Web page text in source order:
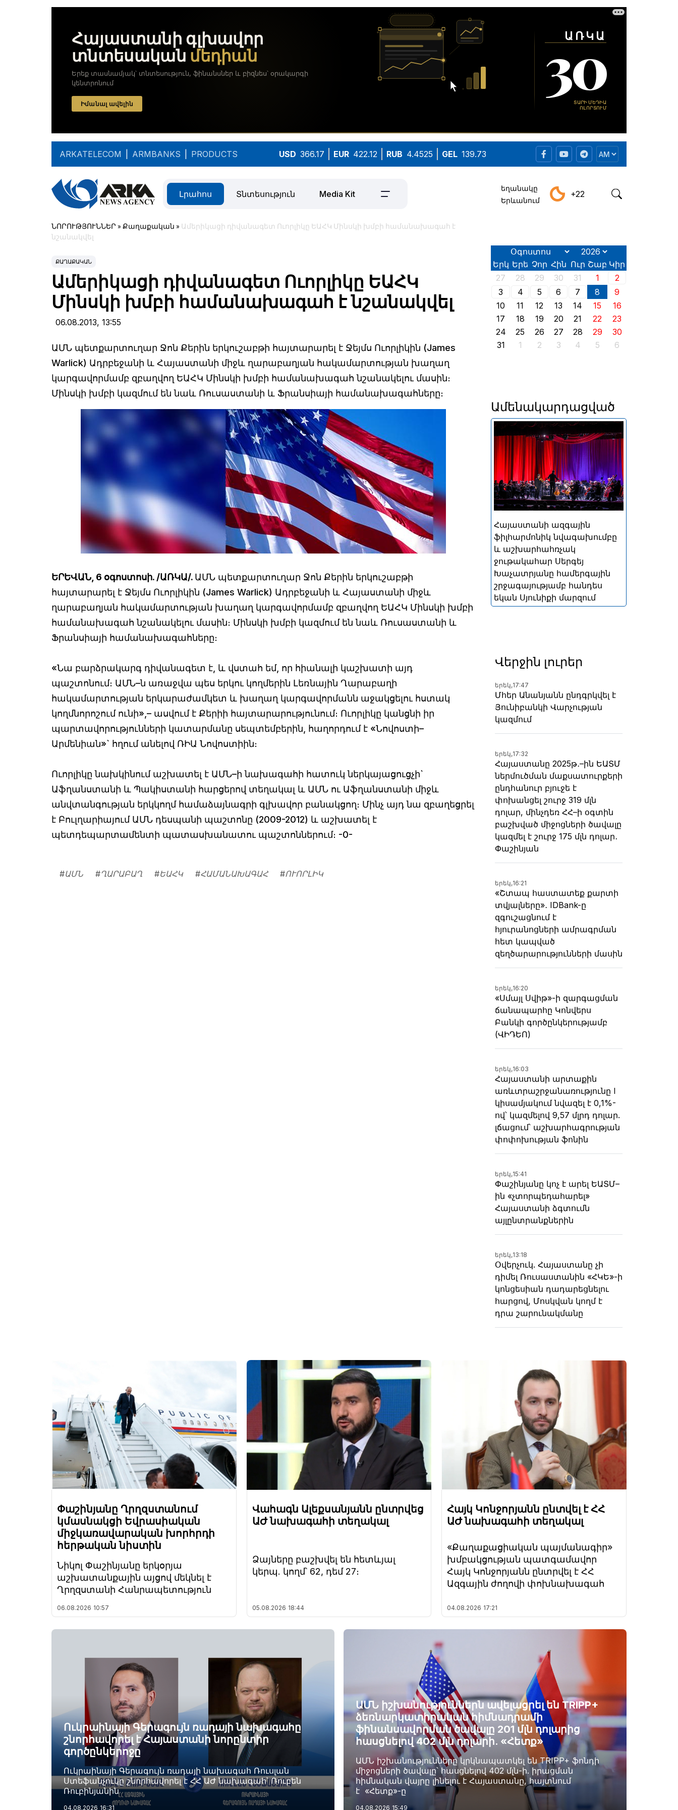
ARKATELECOM ARMBANKS PRODUCTS USD 366.17 EUR 422.12 RUB 4.4525 GEL 139.73
Լրահոս Տնտեսություն Media Kit
եղանակը
Երևանում
+22
ՆՈՐՈՒԹՅՈՒՆՆԵՐ » Քաղաքական » Ամերիկացի դիվանագետ Ուորլիկը ԵԱՀԿ Մինսկի խմբի համանախագահ է
նշանակվել
ՔԱՂԱՔԱԿԱՆ
Ամերիկացի դիվանագետ Ուորլիկը ԵԱՀԿ
Մինսկի խմբի համանախագահ է նշանակվել
06.08.2013, 13:55
ԱՄՆ պետքարտուղար Ջոն Քերին երկուշաբթի հայտարարել է Ջեյմս Ուորլիկին (James
Warlick) Ադրբեջանի և Հայաստանի միջև ղարաբաղյան հակամարտության խաղաղ
կարգավորմամբ զբաղվող ԵԱՀԿ Մինսկի խմբի համանախագահ նշանակելու մասին։
Մինսկի խմբի կազմում են նաև Ռուսաստանի և Ֆրանսիայի համանախագահները։
ԵՐԵՎԱՆ, 6 օգոստոսի. /ԱՌԿԱ/. ԱՄՆ պետքարտուղար Ջոն Քերին երկուշաբթի
հայտարարել է Ջեյմս Ուորլիկին (James Warlick) Ադրբեջանի և Հայաստանի միջև
ղարաբաղյան հակամարտության խաղաղ կարգավորմամբ զբաղվող ԵԱՀԿ Մինսկի խմբի
համանախագահ նշանակելու մասին։ Մինսկի խմբի կազմում են նաև Ռուսաստանի և
Ֆրանսիայի համանախագահները։
«Նա բարձրակարգ դիվանագետ է, և վստահ եմ, որ հիանալի կաշխատի այդ
պաշտոնում։ ԱՄՆ–ն առաջվա պես երկու կողմերին Լեռնային Ղարաբաղի
հակամարտության երկարաժամկետ և խաղաղ կարգավորմանն աջակցելու հստակ
կողմնորոշում ունի»,– ասվում է Քերիի հայտարարությունում։ Ուորլիկը կանցնի իր
պարտավորությունների կատարմանը սեպտեմբերին, հաղորդում է «Նովոստի–
Արմենիան»` հղում անելով ՌԻԱ Նովոստիին։
Ուորլիկը նախկինում աշխատել է ԱՄՆ–ի նախագահի հատուկ ներկայացուցչի`
Աֆղանստանի և Պակիստանի հարցերով տեղակալ և ԱՄՆ ու Աֆղանստանի միջև
անվտանգության երկկողմ համաձայնագրի գլխավոր բանակցող։ Մինչ այդ նա զբաղեցրել
է Բուլղարիայում ԱՄՆ դեսպանի պաշտոնը (2009-2012) և աշխատել է
պետդեպարտամենտի պատասխանատու պաշտոններում։ -0-
#ԱՄՆ #ՂԱՐԱԲԱՂ #ԵԱՀԿ #ՀԱՄԱՆԱԽԱԳԱՀ #ՈՒՈՐԼԻԿ
Երկ Երե Չոր Հին Ուր Շաբ Կիր
27
28 29 30 31 1
2
3
4 5 6 7 8
9
10
11 12 13 14 15
16
17
18 19 20 21 22
23
24
25 26 27 28 29
30
31
1 2 3 4 5 6
Ամենակարդացված
Համերգները կայացան
Մեղրի, Կապան և Գորիս
քաղաքներում՝ Զանգեզուրի
պղնձամոլիբդենային
կոմբինատի և Ագարակի
պղնձամոլիբդենային
կոմբինատի աջակցությամբ
Հայաստանի ազգային
ֆիլհարմոնիկ նվագախումբը
և աշխարհահռչակ
ջութակահար Սերգեյ
Խաչատրյանը համերգային
շրջագայությամբ հանդես
եկան Սյունիքի մարզում
Վերջին լուրեր
երեկ,17:47
Մհեր Անանյանն ընդգրկվել է
Յունիբանկի Վարչության
կազմում
երեկ,17:32
Հայաստանը 2025թ․–ին ԵԱՏՄ
ներմուծման մաքսատուրքերի
ընդհանուր բյուջե է
փոխանցել շուրջ 319 մլն
դոլար, մինչդեռ ՀՀ–ի օգտին
բաշխված միջոցների ծավալը
կազմել է շուրջ 175 մլն դոլար․
Փաշինյան
երեկ,16:21
«Շտապ հաստատեք քարտի
տվյալները»․ IDBank-ը
զգուշացնում է
հյուրանոցների ամրագրման
հետ կապված
զեղծարարությունների մասին
երեկ,16:20
«Սմայլ Սվիթ»-ի զարգացման
ճանապարհը Կոնվերս
Բանկի գործընկերությամբ
(ՎԻԴԵՈ)
երեկ,16:03
Հայաստանի արտաքին
առևտրաշրջանառությունը I
կիսամյակում նվազել է 0,1%-
ով՝ կազմելով 9,57 մլրդ դոլար.
լճացում՝ աշխարհագրության
փոփոխության ֆոնին
երեկ,15:41
Փաշինյանը կոչ է արել ԵԱՏՄ–
ին «չտորպեդահարել»
Հայաստանի ձգտումն
այլընտրանքներին
երեկ,13:18
Օվերչուկ. Հայաստանը չի
դիմել Ռուսաստանին «ՀԿԵ»-ի
կոնցեսիան դադարեցնելու
հարցով, Մոսկվան կողմ է
դրա շարունակմանը
Փաշինյանը Ղրղզստանում
կմասնակցի Եվրասիական
միջկառավարական խորհրդի
հերթական նիստին
Նիկոլ Փաշինյանը երկօրյա
աշխատանքային այցով մեկնել է
Ղրղզստանի Հանրապետություն
06.08.2026 10:57
Վահագն Ալեքսանյանն ընտրվեց
ԱԺ նախագահի տեղակալ
Ձայները բաշխվել են հետևյալ
կերպ. կողմ՝ 62, դեմ 27։
05.08.2026 18:44
Հայկ Կոնջորյանն ընտվել է ՀՀ
ԱԺ նախագահի տեղակալ
«Քաղաքացիական պայմանագիր»
խմբակցության պատգամավոր
Հայկ Կոնջորյանն ընտրվել է ՀՀ
Ազգային ժողովի փոխնախագահ
04.08.2026 17:21
Ուկրաինայի Գերագույն ռադայի նախագահը
շնորհավորել է Հայաստանի նորընտիր
գործընկերոջը
Ուկրաինայի Գերագույն ռադայի նախագահ Ռուսլան
Ստեֆանչուկը շնորհավորել է ՀՀ ԱԺ նախագահ՝ Ռուբեն
Ռուբինյանին
04.08.2026 16:31
ԱՄՆ իշխանություններն ավելացրել են TRIPP+
ձեռնարկատիրական հիմնադրամի
ֆինանսավորման ծավալը 201 մլն դոլարից
հասցնելով 402 մլն դոլարի. «Հետք»
ԱՄՆ իշխանությունները կրկնապատկել են TRIPP+ ֆոնդի
միջոցների ծավալը՝ հասցնելով 402 մլն-ի. իրացման
հիմնական վայրը լինելու է Հայաստանը, հայտնում
է «Հետք»-ը
04.08.2026 15:49